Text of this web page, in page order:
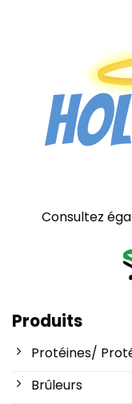
Consultez
Produits
Protéines/
Brûleurs